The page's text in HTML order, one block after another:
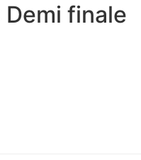
Demi finale